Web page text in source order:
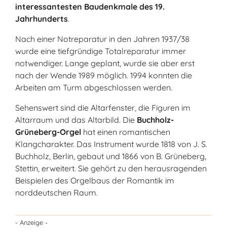
interessantesten Baudenkmale des 19.
Jahrhunderts.
Nach einer Notreparatur in den Jahren 1937/38
wurde eine tiefgründige Totalreparatur immer
notwendiger. Lange geplant, wurde sie aber erst
nach der Wende 1989 möglich. 1994 konnten die
Arbeiten am Turm abgeschlossen werden.
Sehenswert sind die Altarfenster, die Figuren im
Altarraum und das Altarbild. Die Buchholz-
Grüneberg-Orgel hat einen romantischen
Klangcharakter. Das Instrument wurde 1818 von J. S.
Buchholz, Berlin, gebaut und 1866 von B. Grüneberg,
Stettin, erweitert. Sie gehört zu den herausragenden
Beispielen des Orgelbaus der Romantik im
norddeutschen Raum.
- Anzeige -